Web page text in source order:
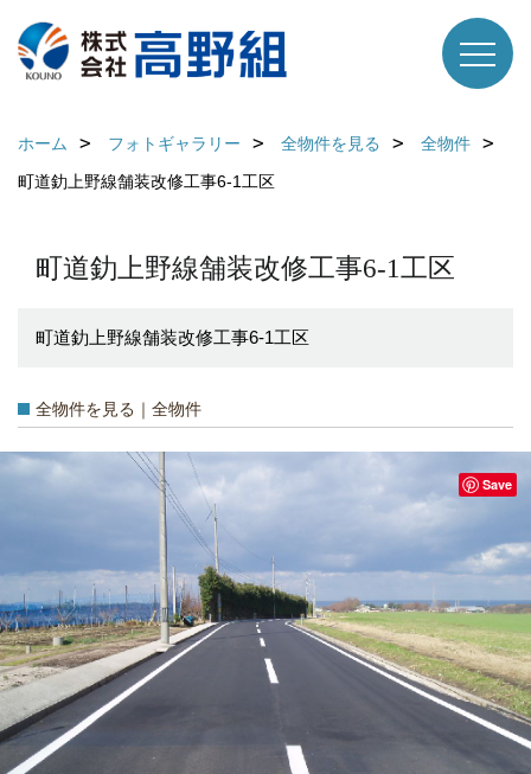
ホーム フォトギャラリー 全物件を見る
全物件
町道釛上野線舗装改修工事6-1工区
町道釛上野線舗装改修工事6-1工区
町道釛上野線舗装改修工事6-1工区
全物件を見る｜全物件
Save